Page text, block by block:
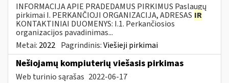
INFORMACIJA APIE PRADEDAMUS PIRKIMUS Paslaugų
pirkimai I. PERKANČIOJI ORGANIZACIJA, ADRESAS IR
KONTAKTINIAI DUOMENYS: I.1. Perkančiosios
organizacijos pavadinimas...
Metai: 2022 Pagrindinis:Viešieji pirkimai
Nešiojamų kompiuterių viešasis pirkimas
Web turinio sąrašas 2022-06-17